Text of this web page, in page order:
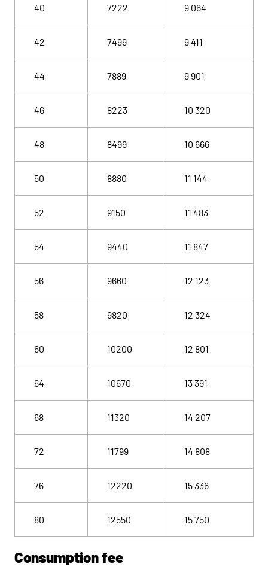
40 7222 9 064
42 7499 9 411
44 7889 9 901
46 8223 10 320
48 8499 10 666
50 8880 11 144
52 9150 11 483
54 9440 11 847
56 9660 12 123
58 9820 12 324
60 10200 12 801
64 10670 13 391
68 11320 14 207
72 11799 14 808
76 12220 15 336
80 12550 15 750
Consumption fee